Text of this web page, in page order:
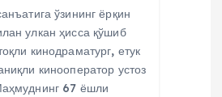
ўзининг ёрқин
улкан ҳисса қўшиб
кинодраматург, етук
кинооператор устоз
67 ёшли